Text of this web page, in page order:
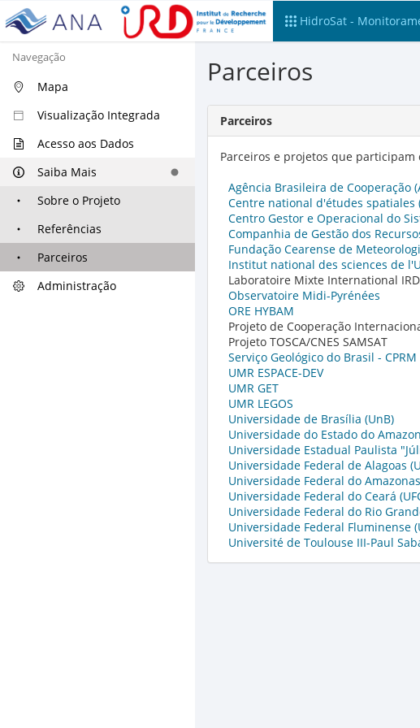
HidroSat -
Navegação
Mapa
Visualização Integrada
Acesso aos Dados
Saiba Mais
Sobre o Projeto
Referências
Parceiros
Administração
Parceiros
Parceiros
Parceiros e projetos que
Agência Brasileira de Cooperação
Centre national d'études spatiales
Centro Gestor e Operacional do
Companhia de Gestão dos
Fundação Cearense de
Institut national des sciences de
Laboratoire Mixte International
Observatoire Midi-Pyrénées
ORE HYBAM
Projeto de Cooperação
Projeto TOSCA/CNES SAMSAT
Serviço Geológico do Brasil - CPRM
UMR ESPACE-DEV
UMR GET
UMR LEGOS
Universidade de Brasília (UnB)
Universidade do Estado do
Universidade Estadual Paulista
Universidade Federal de Alagoas
Universidade Federal do
Universidade Federal do Ceará
Universidade Federal do Rio
Universidade Federal Fluminense
Université de Toulouse III-Paul